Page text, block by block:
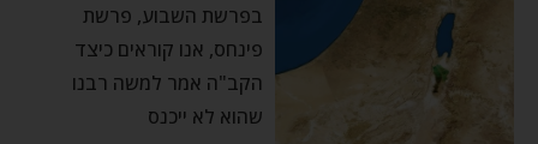
בפרשת השבוע, פרשת
פינחס, אנו קוראים כיצד
הקב"ה אמר למשה רבנו
שהוא לא ייכנס